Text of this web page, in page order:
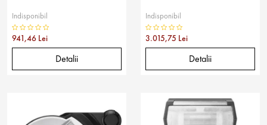
Indisponibil
941,46 Lei
Detalii
Indisponibil
3.015,75 Lei
Detalii